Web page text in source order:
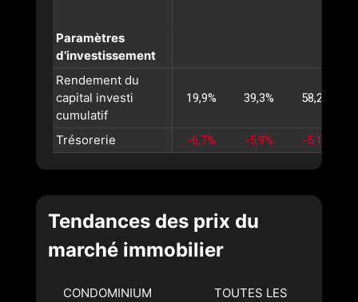
Paramètres
d’investissement
Rendement du
capital investi
cumulatif
19,9% 39,3% 58,2%
Trésorerie -6,7% -5,9% -5,1%
Tendances des prix du
marché immobilier
CONDOMINIUM
TOUTES LES